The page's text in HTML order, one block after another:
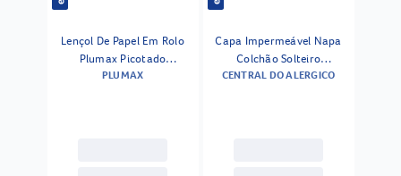
Lençol De Papel Em Rolo
Plumax Picotado
50cmx50m - Unidade
PLUMAX
Capa Impermeável Napa
Colchão Solteiro
0,88mx1,88mx12cm Zíper
CENTRAL DO ALERGICO